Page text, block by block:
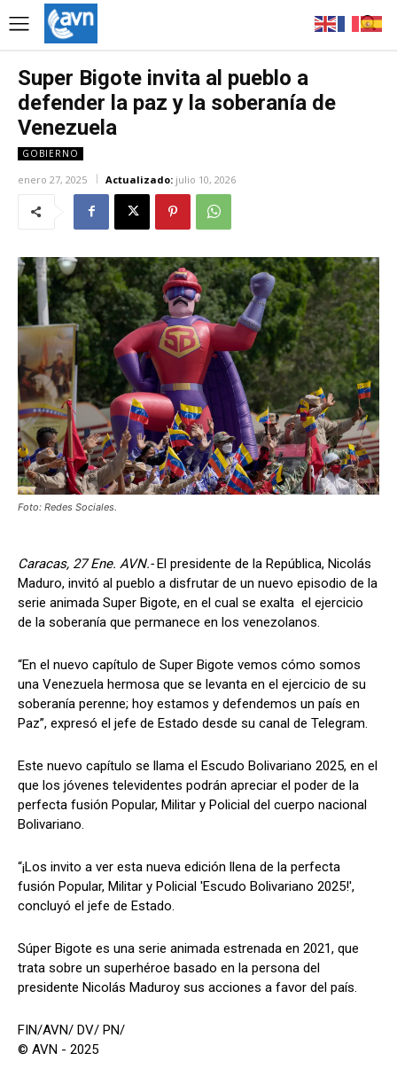
Super Bigote invita al pueblo a
defender la paz y la soberanía de
Venezuela
GOBIERNO
enero 27, 2025 Actualizado: julio 10, 2026
Foto: Redes Sociales.
Caracas, 27 Ene. AVN.-El presidente de la República, Nicolás
Maduro, invitó al pueblo a disfrutar de un nuevo episodio de la
serie animada Super Bigote, en el cual se exalta el ejercicio
de la soberanía que permanece en los venezolanos.
“En el nuevo capítulo de Super Bigote vemos cómo somos
una Venezuela hermosa que se levanta en el ejercicio de su
soberanía perenne; hoy estamos y defendemos un país en
Paz”, expresó el jefe de Estado desde su canal de Telegram.
Este nuevo capítulo se llama el Escudo Bolivariano 2025, en el
que los jóvenes televidentes podrán apreciar el poder de la
perfecta fusión Popular, Militar y Policial del cuerpo nacional
Bolivariano.
“¡Los invito a ver esta nueva edición llena de la perfecta
fusión Popular, Militar y Policial 'Escudo Bolivariano 2025!',
concluyó el jefe de Estado.
Súper Bigote es una serie animada estrenada en 2021, que
trata sobre un superhéroe basado en la persona del
presidente Nicolás Maduroy sus acciones a favor del país.
FIN/AVN/ DV/ PN/
© AVN - 2025